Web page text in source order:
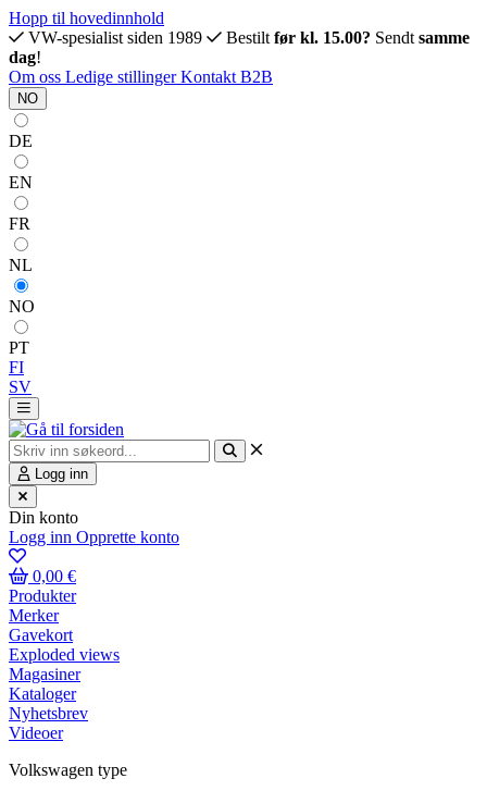
Hopp til hovedinnhold
VW-spesialist siden 1989
Bestilt før kl. 15.00? Sendt samme
dag!
Om oss Ledige stillingerKontakt B2B
NO
DE
EN
FR
NL
NO
PT
FI
SV
Logg inn
Din konto
Logg inn Opprette konto
0,00 €
Produkter
Merker
Gavekort
Exploded views
Magasiner
Kataloger
Nyhetsbrev
Videoer
Volkswagen type